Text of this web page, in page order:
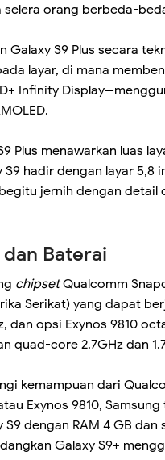
selera orang berbeda-
Galaxy S9 Plus secara
layar, di mana
Infinity Display--
Plus menawarkan luas
hadir dengan layar 5,8
jernih dengan detail
Baterai
chipsetQualcomm
Serikat) yang dapat
dan opsi Exynos 9810
quad-core 2.7GHz dan
kemampuan dari
Exynos 9810, Samsung
S9 dengan RAM 4 GB dan
Galaxy S9+